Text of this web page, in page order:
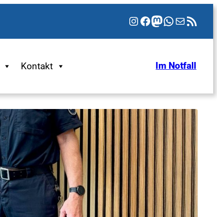
Instagram
Facebook
Mastodon
WhatsApp
E-MailRSS-Feed
Kontakt Im Notfall